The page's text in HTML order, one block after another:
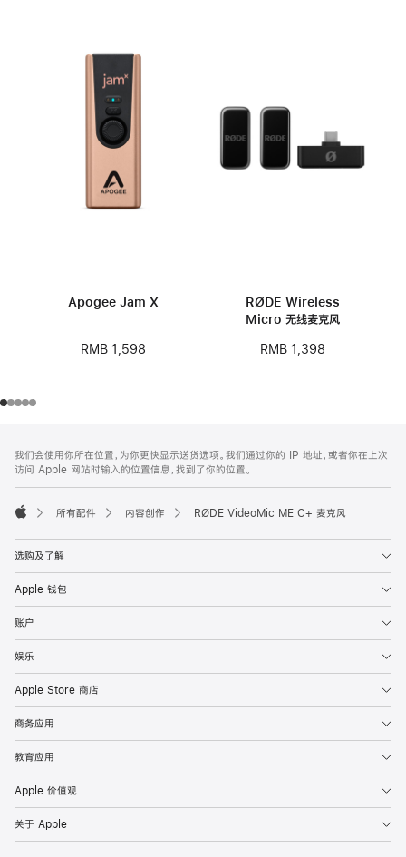
Apogee Jam X
RMB 1,598
RØDE Wireless
Micro 无线麦克风
RMB 1,398
页
页
脚
注
我们会使用你所在位置，为你更快显示送货选项。我们通过你的 IP 地址，或者你在上次
访问 Apple 网站时输入的位置信息，找到了你的位置。
所有配件 内容创作 RØDE VideoMic ME C+ 麦克风
选购及了解
Apple 钱包
账户
娱乐
Apple Store 商店
商务应用
教育应用
Apple 价值观
关于 Apple